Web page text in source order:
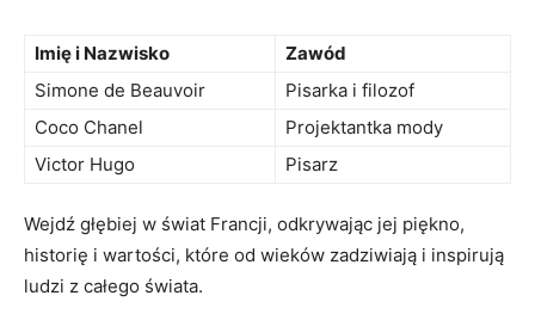
Imię i Nazwisko
Zawód
Simone de Beauvoir
Pisarka i filozof
Coco⁣ Chanel
Projektantka mody
Victor Hugo
Pisarz
Wejdź głębiej w świat Francji, odkrywając jej piękno,
historię i wartości, które od‌ wieków zadziwiają i‍ inspirują
ludzi z całego świata.